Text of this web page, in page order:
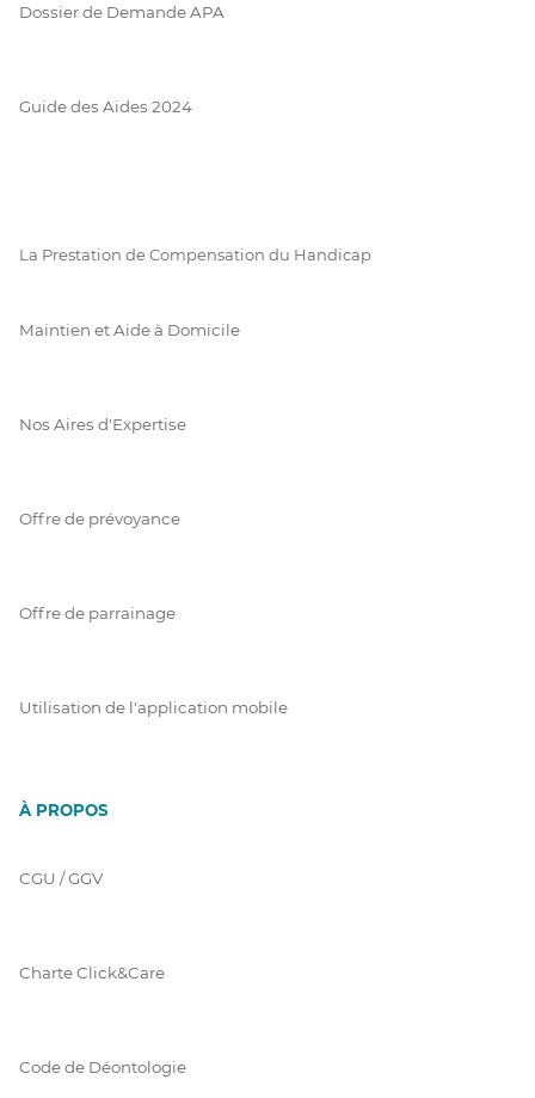
Dossier de Demande APA
Guide des Aides 2024
La Prestation de Compensation du Handicap
Maintien et Aide à Domicile
Nos Aires d'Expertise
Offre de prévoyance
Offre de parrainage
Utilisation de l'application mobile
À PROPOS
CGU / GGV
Charte Click&Care
Code de Déontologie